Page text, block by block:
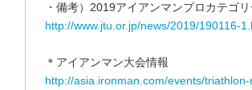
・備考）2019アイアンマンプロカテゴ
http://www.jtu.or.jp/news/2019/190116-
＊アイアンマン大会情報
http://asia.ironman.com/events/